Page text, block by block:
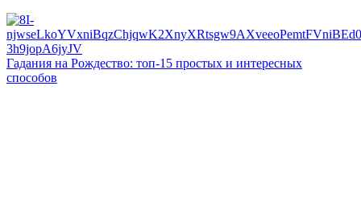
Гадания на Рождество: топ-15 простых и интересных
способов